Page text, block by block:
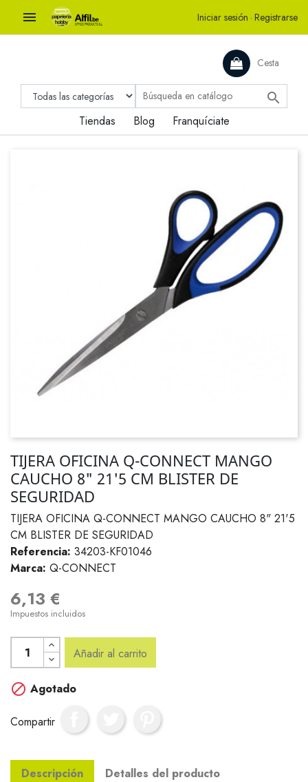
 Iniciar sesión · Registrarse
Cesta

Tiendas Blog Franquíciate
TIJERA OFICINA Q-CONNECT MANGO
CAUCHO 8" 21'5 CM BLISTER DE
SEGURIDAD
TIJERA OFICINA Q-CONNECT MANGO CAUCHO 8" 21'5
CM BLISTER DE SEGURIDAD
Referencia: 34203-KF01046
Marca: Q-CONNECT
6,13 €
Impuestos incluidos
Añadir al carrito
 Agotado
Compartir
Descripción Detalles del producto